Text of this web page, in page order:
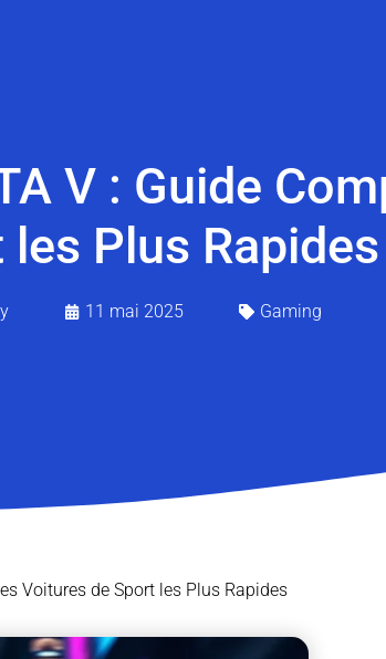
V : Guide
les Plus Rapides
11 mai 2025 Gaming
Voitures de Sport les Plus Rapides